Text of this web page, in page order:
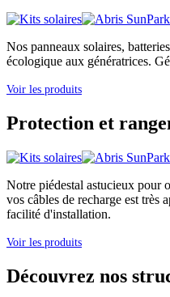
Nos panneaux solaires,
écologique aux génératrices.
Voir les produits
Protection et
Notre piédestal astucieux pour
vos câbles de recharge est très
facilité d'installation.
Voir les produits
Découvrez nos